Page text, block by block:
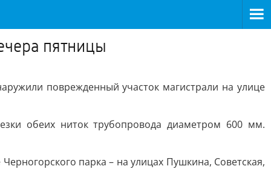
пятницы
поврежденный участок магистрали на улице
обеих ниток трубопровода диаметром 600 мм.
парка – на улицах Пушкина, Советская,